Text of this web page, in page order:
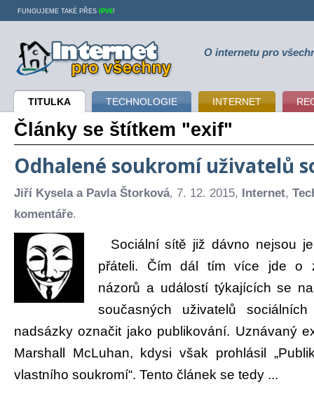
Internet pro všechny O internetu pro
TITULKA TECHNOLOGIE INTERNET
FUNGUJEME TAKÉ PŘES IPV6!
Články se štítkem "exif"
Odhalené soukromí uživatelů
Jiří Kysela a Pavla Štorková, 7. 12. 2015, Internet,
komentáře.
Sociální sítě již dávno nejsou
přáteli. Čím dál tím více jde o
názorů a událostí týkajících se
současných uživatelů
nadsázky označit jako publikování. Uznávaný
Marshall McLuhan, kdysi však prohlásil
vlastního soukromí“. Tento článek se tedy ...